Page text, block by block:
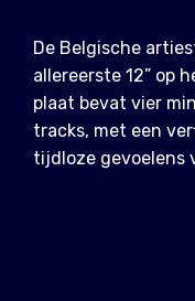
De Belgische
allereerste 12” op
plaat bevat vier
tracks, met een
tijdloze gevoelens